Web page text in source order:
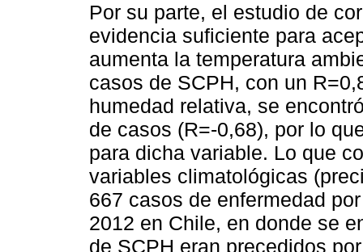
Por su parte, el estudio de
evidencia suficiente para
aumenta la temperatura
casos de SCPH, con un
humedad relativa, se
de casos (R=-0,68), por lo
para dicha variable. Lo que
variables climatológicas
667 casos de enfermedad
2012 en Chile, en donde se
de SCPH eran precedidos